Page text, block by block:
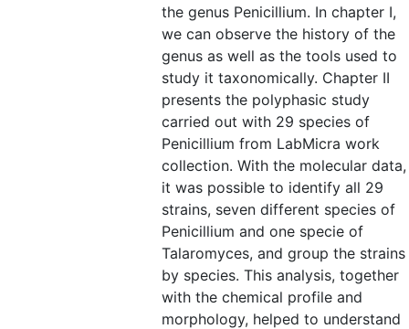
the genus Penicillium. In chapter I,
we can observe the history of the
genus as well as the tools used to
study it taxonomically. Chapter II
presents the polyphasic study
carried out with 29 species of
Penicillium from LabMicra work
collection. With the molecular data,
it was possible to identify all 29
strains, seven different species of
Penicillium and one specie of
Talaromyces, and group the strains
by species. This analysis, together
with the chemical profile and
morphology, helped to understand